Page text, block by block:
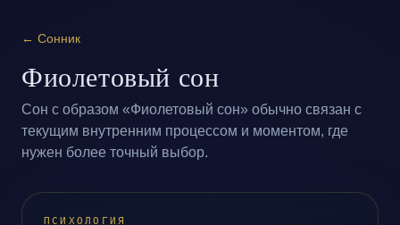
← Сонник
Фиолетовый сон
Сон с образом «Фиолетовый сон» обычно связан с
текущим внутренним процессом и моментом, где
нужен более точный выбор.
ПСИХОЛОГИЯ